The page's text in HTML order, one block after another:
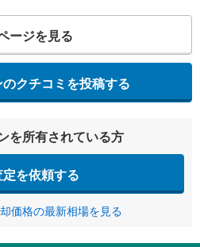
ージを見る
クチコミを投稿する
を所有されている方
を依頼する
価格の最新相場を見る